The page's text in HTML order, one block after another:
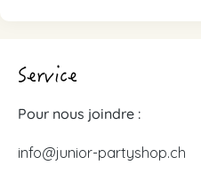
Service
Pour nous joindre :
info@junior-partyshop.ch